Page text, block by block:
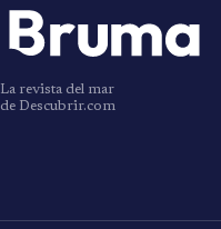
La revista del mar
de Descubrir.com